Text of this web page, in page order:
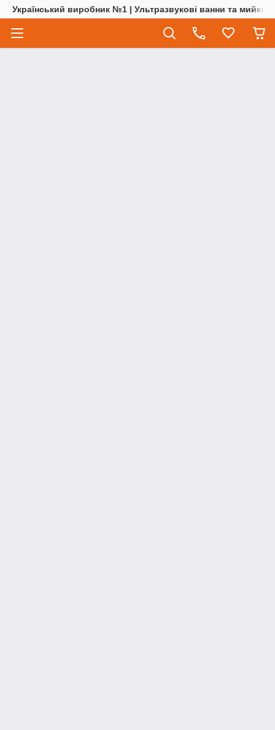
Український виробник №1 | Ультразвукові ванни та мийки |